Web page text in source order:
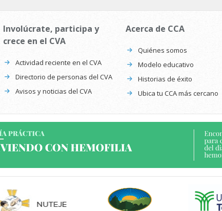
Involúcrate, participa y
crece en el CVA
Actividad reciente en el CVA
Directorio de personas del CVA
Avisos y noticias del CVA
Acerca de CCA
Quiénes somos
Modelo educativo
Historias de éxito
Ubica tu CCA más cercano